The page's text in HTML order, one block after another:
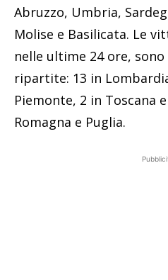
Abruzzo, Umbria,
Molise e Basilicata. Le
nelle ultime 24 ore,
ripartite: 13 in
Piemonte, 2 in Toscana
Romagna e Puglia.